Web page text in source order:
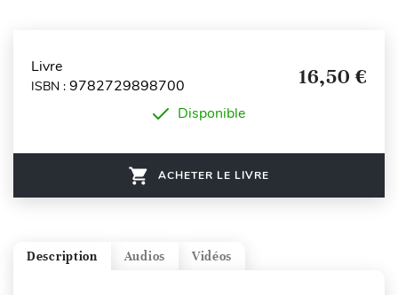
Livre
ISBN : 9782729898700 16,50 €
Disponible
ACHETER LE LIVRE
Vidéos
Audios
Description